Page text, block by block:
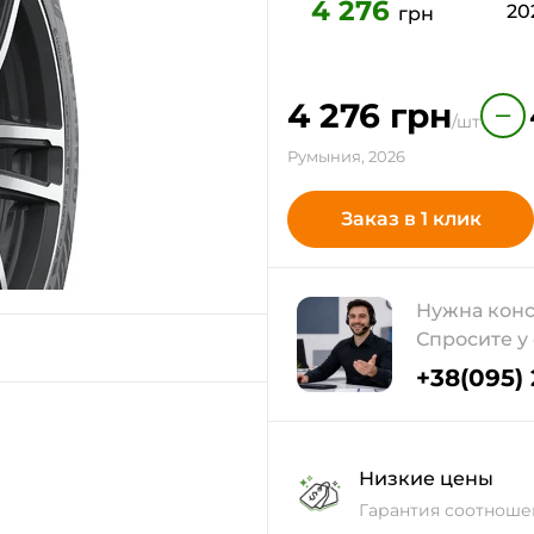
4 276 грн
4 276 грн/шт −
Румыния, 2026
Заказ в 1 клик
Нужна
Спросите у
+38(095)
Низкие цены
Гарантия